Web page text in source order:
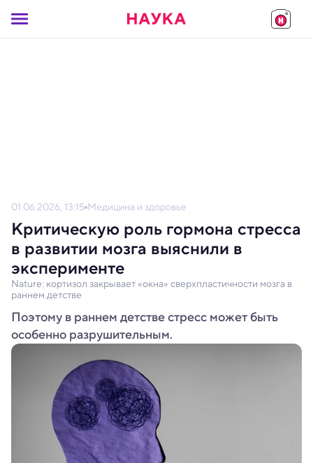
01.06.2026, 13:15 Медицина и здоровье
Критическую роль гормона стресса
в развитии мозга выяснили в
эксперименте
Nature: кортизол закрывает «окна» сверхпластичности мозга в
раннем детстве
Поэтому в раннем детстве стресс может быть
особенно разрушительным.